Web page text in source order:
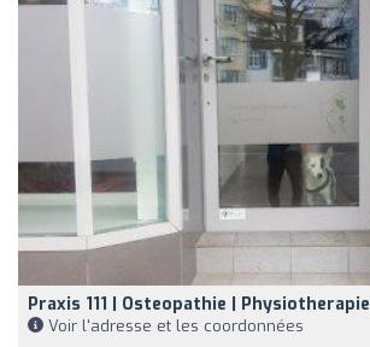
Praxis 111 | Osteopathie | Physiotherapie
Voir l'adresse et les coordonnées